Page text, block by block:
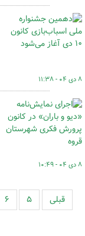
۸ دی ۰۴ - ۱۱:۳۸
۸ دی ۰۴ - ۱۰:۴۹
قبلی ۵ ۶